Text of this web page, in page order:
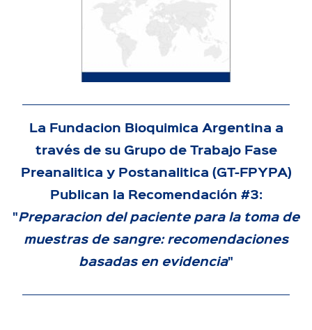
La Fundacion Bioquimica Argentina a
través de su Grupo de Trabajo Fase
Preanalitica y Postanalitica (GT-FPYPA)
Publican la Recomendación #3:
"Preparacion del paciente para la toma de
muestras de sangre: recomendaciones
basadas en evidencia"